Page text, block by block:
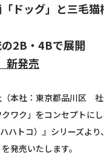
ドッグ」と三毛猫
2B ・ 4Bで展開
新発売
本社：東京都品川区 社
ワク」をコンセプトに
ハハトコ）』シリーズよ
発売いたします。